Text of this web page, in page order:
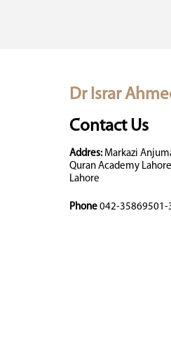
Dr Israr
Contact Us
Addres:Markazi
Quran Academy
Lahore
Phone 042-35869501-